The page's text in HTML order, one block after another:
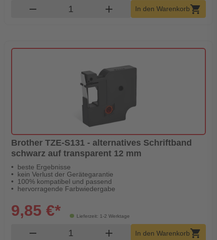
remove Produkt Warenkorb Menge
add In den Warenkorbshopping_cart
Brother TZE-S131 - alternatives Schriftband
schwarz auf transparent 12 mm
beste Ergebnisse
kein Verlust der Gerätegarantie
100% kompatibel und passend
hervorragende Farbwiedergabe
Lieferzeit: 1-2 Werktage
9,85 €*
remove Produkt Warenkorb Menge
add In den Warenkorbshopping_cart